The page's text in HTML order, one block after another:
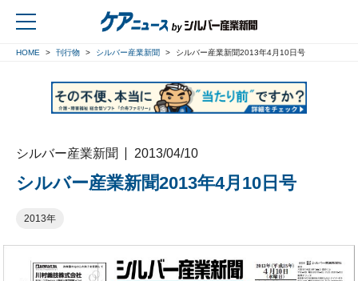
HOME 刊行物 シルバー産業新聞 シルバー産業新聞2013年4月10日号
シルバー産業新聞 2013/04/10
シルバー産業新聞2013年4月10日号
2013年